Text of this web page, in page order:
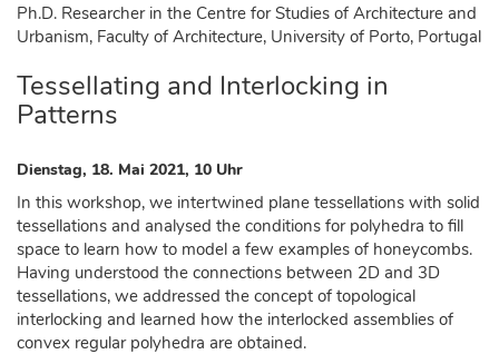
Ph.D. Researcher in the Centre for Studies of Architecture and
Urbanism, Faculty of Architecture, University of Porto, Portugal
Tessellating and Interlocking in
Patterns
Dienstag, 18. Mai 2021, 10 Uhr
In this workshop, we intertwined plane tessellations with solid
tessellations and analysed the conditions for polyhedra to fill
space to learn how to model a few examples of honeycombs.
Having understood the connections between 2D and 3D
tessellations, we addressed the concept of topological
interlocking and learned how the interlocked assemblies of
convex regular polyhedra are obtained.